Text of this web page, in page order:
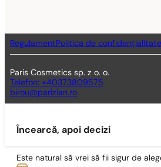
RegulamentPolitica de confidențialitate
Paris Cosmetics sp. z o. o.
Telefon: +40373809575
birou@parizian.ro
Încearcă, apoi decizi
Este natural să vrei să fii sigur de